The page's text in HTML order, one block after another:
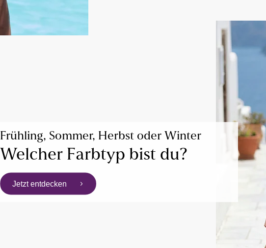
Frühling, Sommer, Herbst oder Winter
Welcher Farbtyp bist du?
Jetzt entdecken